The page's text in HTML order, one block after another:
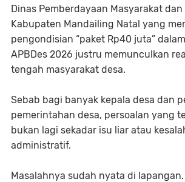
Dinas Pemberdayaan Masyarakat dan
Kabupaten Mandailing Natal yang
pengondisian “paket Rp40 juta”
APBDes 2026 justru memunculkan
tengah masyarakat desa.
Sebab bagi banyak kepala desa dan
pemerintahan desa, persoalan yang
bukan lagi sekadar isu liar atau
administratif.
Masalahnya sudah nyata di lapangan.